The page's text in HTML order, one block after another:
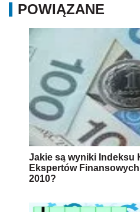
POWIĄZANE
Jakie są wyniki Indeksu
Ekspertów
2010?